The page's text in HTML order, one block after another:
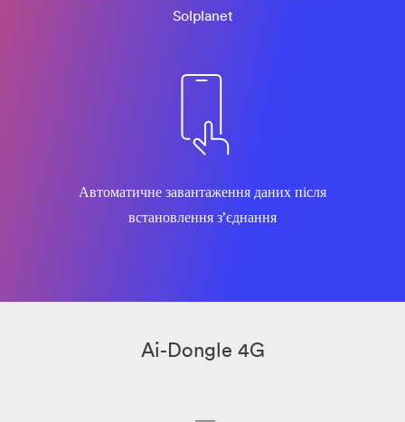
Solplanet
Автоматичне завантаження даних після
встановлення з’єднання
Ai-Dongle 4G